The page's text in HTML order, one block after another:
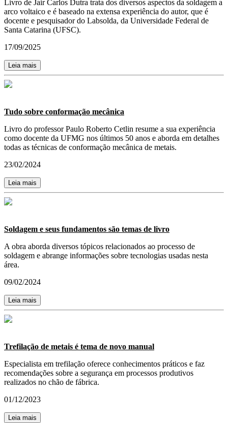
Livro de Jair Carlos Dutra trata dos diversos aspectos da soldagem a
arco voltaico e é baseado na extensa experiência do autor, que é
docente e pesquisador do Labsolda, da Universidade Federal de
Santa Catarina (UFSC).
17/09/2025
Leia mais
Tudo sobre conformação mecânica
Livro do professor Paulo Roberto Cetlin resume a sua experiência
como docente da UFMG nos últimos 50 anos e aborda em detalhes
todas as técnicas de conformação mecânica de metais.
23/02/2024
Leia mais
Soldagem e seus fundamentos são temas de livro
A obra aborda diversos tópicos relacionados ao processo de
soldagem e abrange informações sobre tecnologias usadas nesta
área.
09/02/2024
Leia mais
Trefilação de metais é tema de novo manual
Especialista em trefilação oferece conhecimentos práticos e faz
recomendações sobre a segurança em processos produtivos
realizados no chão de fábrica.
01/12/2023
Leia mais